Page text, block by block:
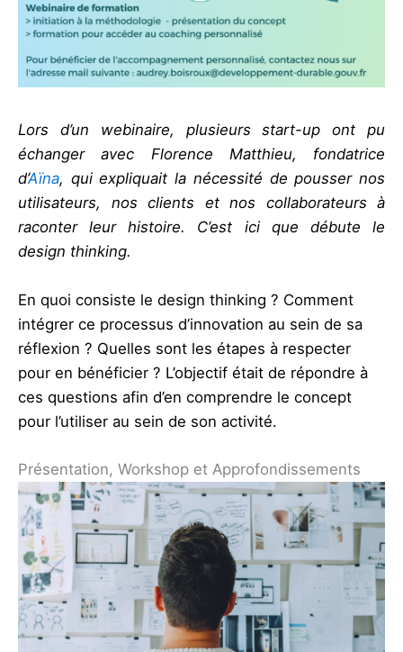
Lors d’un webinaire, plusieurs start-up ont pu
échanger avec Florence Matthieu, fondatrice
d’Aïna, qui expliquait la nécessité de pousser nos
utilisateurs, nos clients et nos collaborateurs à
raconter leur histoire. C’est ici que débute le
design thinking.
En quoi consiste le design thinking ? Comment
intégrer ce processus d’innovation au sein de sa
réflexion ? Quelles sont les étapes à respecter
pour en bénéficier ? L’objectif était de répondre à
ces questions afin d’en comprendre le concept
pour l’utiliser au sein de son activité.
Présentation, Workshop et Approfondissements